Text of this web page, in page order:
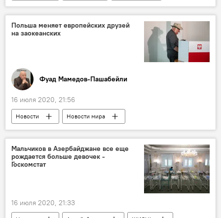
Азербайджан
Коронавирус
Польша меняет европейских друзей
на заокеанских
Фуад Мамедов-Пашабейли
16 июля 2020, 21:56
Новости
Новости мира
Колумнисты
Польша США
Мальчиков в Азербайджане все еще
рождается больше девочек -
Госкомстат
16 июля 2020, 21:33